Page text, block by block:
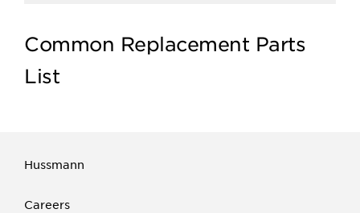
Common Replacement Parts
List
Hussmann
Careers